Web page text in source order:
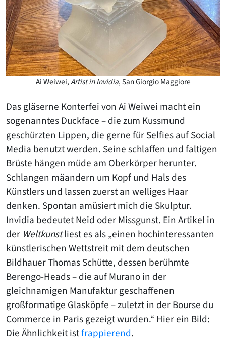
Ai Weiwei,Artist in Invidia, San Giorgio Maggiore
Das gläserne Konterfei von Ai Weiwei macht ein
sogenanntes Duckface – die zum Kussmund
geschürzten Lippen, die gerne für Selfies auf Social
Media benutzt werden. Seine schlaffen und faltigen
Brüste hängen müde am Oberkörper herunter.
Schlangen mäandern um Kopf und Hals des
Künstlers und lassen zuerst an welliges Haar
denken. Spontan amüsiert mich die Skulptur.
Invidia bedeutet Neid oder Missgunst. Ein Artikel in
der Weltkunstliest es als „einen hochinteressanten
künstlerischen Wettstreit mit dem deutschen
Bildhauer Thomas Schütte, dessen berühmte
Berengo-Heads – die auf Murano in der
gleichnamigen Manufaktur geschaffenen
großformatige Glasköpfe – zuletzt in der Bourse du
Commerce in Paris gezeigt wurden.“ Hier ein Bild:
Die Ähnlichkeit istfrappierend.